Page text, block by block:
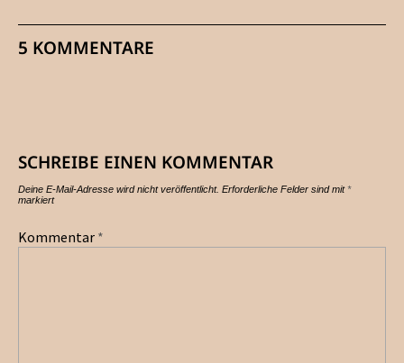
5 KOMMENTARE
SCHREIBE EINEN KOMMENTAR
Deine E-Mail-Adresse wird nicht veröffentlicht. Erforderliche Felder sind mit*
markiert
Kommentar *